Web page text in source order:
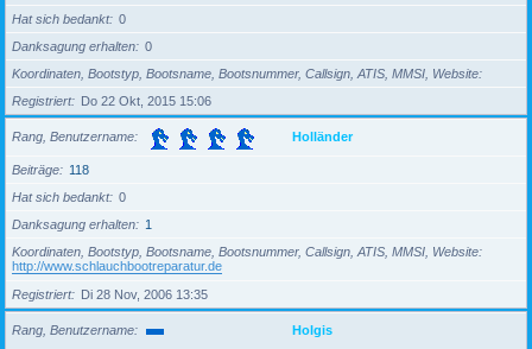
Hat sich bedankt
0
Danksagung erhalten
0
Koordinaten, Bootstyp, Bootsname, Bootsnummer, Callsign, ATIS, MMSI, Website
Registriert
Do 22 Okt, 2015 15:06
Rang, Benutzername Holländer
Beiträge
118
Hat sich bedankt
0
Danksagung erhalten
1
Koordinaten, Bootstyp, Bootsname, Bootsnummer, Callsign, ATIS, MMSI, Website
http://www.schlauchbootreparatur.de
Registriert
Di 28 Nov, 2006 13:35
Rang, Benutzername Holgis